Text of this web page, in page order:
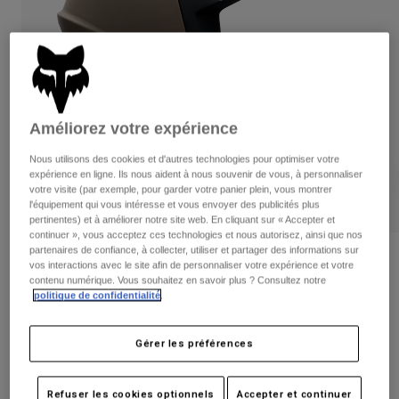
Pantalons
Shorts
Vestes
Gants
Protections
Masques
Chaussettes
Accessoires
Pantalons
Gants
Protections
Masques
Chaussettes
Sacs et accessoires
Pièces de rechange
Chemises
Voir tout
Femme
T-shirts et tops
Sweats et Pulls
Vestes
Pantalons
Chemises
Enfants
Protections
Masques
Chaussettes
Voir tout
Moto
Casques
Maillots
Pantalons
Bottes
Protections
Masques
Casque Proframe Solid
Article n°38343
Améliorez votre expérience
Nous utilisons des cookies et d'autres technologies pour optimiser votre
expérience en ligne. Ils nous aident à nous souvenir de vous, à personnaliser
votre visite (par exemple, pour garder votre panier plein, vous montrer
l'équipement qui vous intéresse et vous envoyer des publicités plus
pertinentes) et à améliorer notre site web. En cliquant sur « Accepter et
continuer », vous acceptez ces technologies et nous autorisez, ainsi que nos
partenaires de confiance, à collecter, utiliser et partager des informations sur
vos interactions avec le site afin de personnaliser votre expérience et votre
contenu numérique. Vous souhaitez en savoir plus ? Consultez notre
politique de confidentialité.
Gérer les préférences
Refuser les cookies optionnels Accepter et continuer